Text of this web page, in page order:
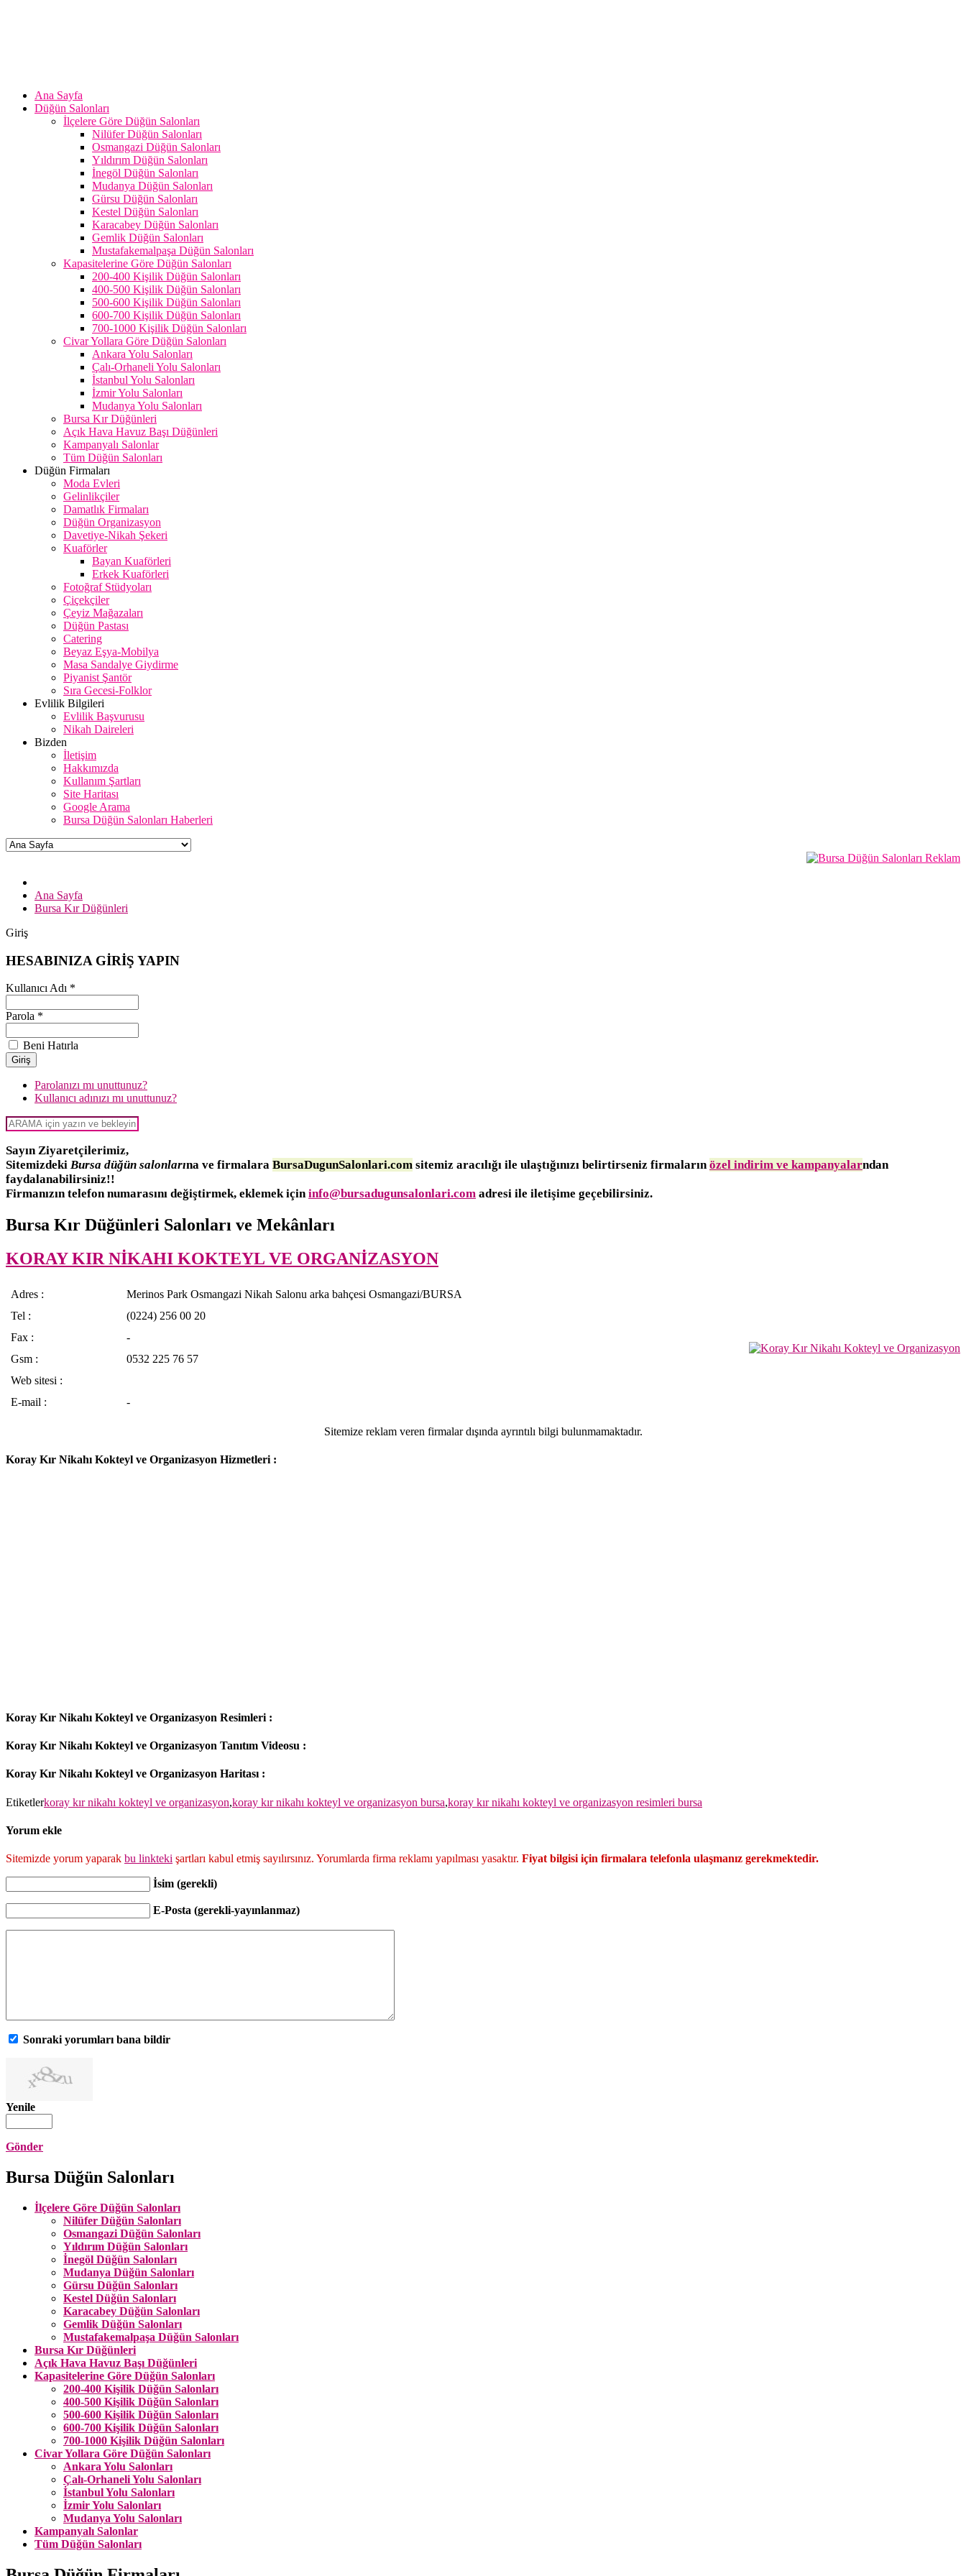
Ana Sayfa
Düğün Salonları
İlçelere Göre Düğün Salonları
Nilüfer Düğün Salonları
Osmangazi Düğün Salonları
Yıldırım Düğün Salonları
İnegöl Düğün Salonları
Mudanya Düğün Salonları
Gürsu Düğün Salonları
Kestel Düğün Salonları
Karacabey Düğün Salonları
Gemlik Düğün Salonları
Mustafakemalpaşa Düğün Salonları
Kapasitelerine Göre Düğün Salonları
200-400 Kişilik Düğün Salonları
400-500 Kişilik Düğün Salonları
500-600 Kişilik Düğün Salonları
600-700 Kişilik Düğün Salonları
700-1000 Kişilik Düğün Salonları
Civar Yollara Göre Düğün Salonları
Ankara Yolu Salonları
Çalı-Orhaneli Yolu Salonları
İstanbul Yolu Salonları
İzmir Yolu Salonları
Mudanya Yolu Salonları
Bursa Kır Düğünleri
Açık Hava Havuz Başı Düğünleri
Kampanyalı Salonlar
Tüm Düğün Salonları
Düğün Firmaları
Moda Evleri
Gelinlikçiler
Damatlık Firmaları
Düğün Organizasyon
Davetiye-Nikah Şekeri
Kuaförler
Bayan Kuaförleri
Erkek Kuaförleri
Fotoğraf Stüdyoları
Çiçekçiler
Çeyiz Mağazaları
Düğün Pastası
Catering
Beyaz Eşya-Mobilya
Masa Sandalye Giydirme
Piyanist Şantör
Sıra Gecesi-Folklor
Evlilik Bilgileri
Evlilik Başvurusu
Nikah Daireleri
Bizden
İletişim
Hakkımızda
Kullanım Şartları
Site Haritası
Google Arama
Bursa Düğün Salonları Haberleri
Ana Sayfa
Bursa Kır Düğünleri
Giriş
HESABINIZA GİRİŞ YAPIN
Kullanıcı Adı *
Parola *
Beni Hatırla
Parolanızı mı unuttunuz?
Kullanıcı adınızı mı unuttunuz?
Sayın Ziyaretçilerimiz,
Sitemizdeki Bursa düğün salonlarına ve firmalara BursaDugunSalonlari.com sitemiz aracılığı ile ulaştığınızı belirtirseniz firmalarınözel indirim ve kampanyalarndan
faydalanabilirsiniz!!
Firmanızın telefon numarasını değiştirmek, eklemek içininfo@bursadugunsalonlari.com adresi ile iletişime geçebilirsiniz.
Bursa Kır Düğünleri Salonları ve Mekânları
KORAY KIR NİKAHI KOKTEYL VE ORGANİZASYON
Adres :
Merinos Park Osmangazi Nikah Salonu arka bahçesi Osmangazi/BURSA
Tel :
(0224) 256 00 20
Fax :
-
Gsm :
0532 225 76 57
Web sitesi :
E-mail :
-
Sitemize reklam veren firmalar dışında ayrıntılı bilgi bulunmamaktadır.
Koray Kır Nikahı Kokteyl ve Organizasyon Hizmetleri :
Koray Kır Nikahı Kokteyl ve Organizasyon Resimleri :
Koray Kır Nikahı Kokteyl ve Organizasyon Tanıtım Videosu :
Koray Kır Nikahı Kokteyl ve Organizasyon Haritası :
Etiketlerkoray kır nikahı kokteyl ve organizasyon,koray kır nikahı kokteyl ve organizasyon bursa,koray kır nikahı kokteyl ve organizasyon resimleri bursa
Yorum ekle
Sitemizde yorum yaparak bu linkteki şartları kabul etmiş sayılırsınız. Yorumlarda firma reklamı yapılması yasaktır. Fiyat bilgisi için firmalara telefonla ulaşmanız gerekmektedir.
İsim (gerekli)
E-Posta (gerekli-yayınlanmaz)
Sonraki yorumları bana bildir
Yenile
Gönder
Bursa Düğün Salonları
İlçelere Göre Düğün Salonları
Nilüfer Düğün Salonları
Osmangazi Düğün Salonları
Yıldırım Düğün Salonları
İnegöl Düğün Salonları
Mudanya Düğün Salonları
Gürsu Düğün Salonları
Kestel Düğün Salonları
Karacabey Düğün Salonları
Gemlik Düğün Salonları
Mustafakemalpaşa Düğün Salonları
Bursa Kır Düğünleri
Açık Hava Havuz Başı Düğünleri
Kapasitelerine Göre Düğün Salonları
200-400 Kişilik Düğün Salonları
400-500 Kişilik Düğün Salonları
500-600 Kişilik Düğün Salonları
600-700 Kişilik Düğün Salonları
700-1000 Kişilik Düğün Salonları
Civar Yollara Göre Düğün Salonları
Ankara Yolu Salonları
Çalı-Orhaneli Yolu Salonları
İstanbul Yolu Salonları
İzmir Yolu Salonları
Mudanya Yolu Salonları
Kampanyalı Salonlar
Tüm Düğün Salonları